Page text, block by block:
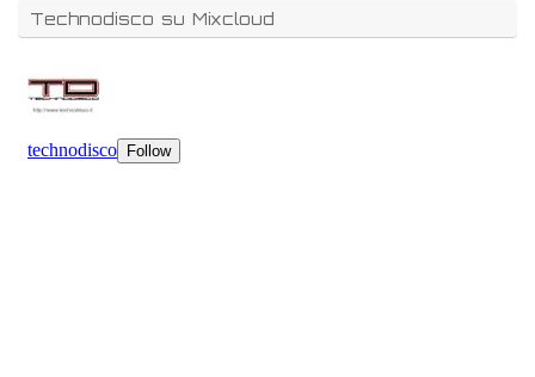
Technodisco su Mixcloud